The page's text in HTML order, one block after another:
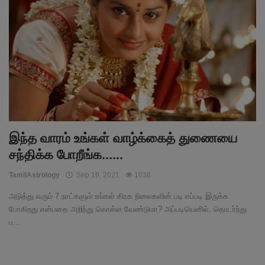
இந்த வாரம் உங்கள் வாழ்க்கைத் துணையை
சந்திக்க போறீங்க......
TamilAstrology Sep 19, 2021 1038
அடுத்து வரும் 7 நாட்களும் உங்கள் கிரக நிலைகளின் படி எப்படி இருக்க
போகிறது என்பதை அறிந்து கொள்ள வேண்டுமா? அப்படியெனில், தொடர்ந்து
ப...